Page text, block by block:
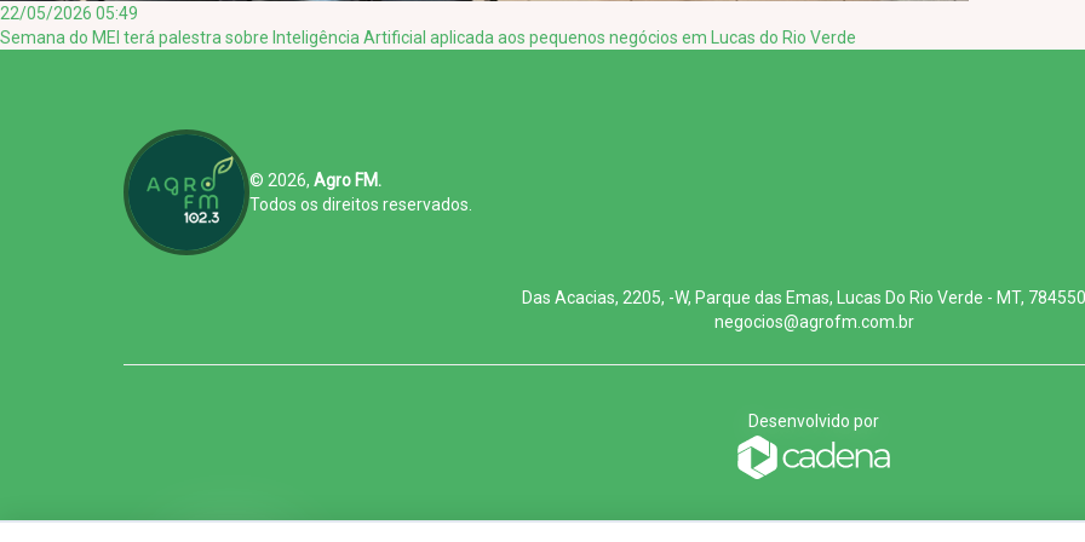
22/05/2026 05:49
Semana do MEI terá palestra sobre Inteligência Artificial aplicada aos pequenos negócios em Lucas do Rio Verde
© 2026, Agro FM.
Todos os direitos reservados.
Das Acacias, 2205, -W, Parque das Emas, Lucas Do Rio Verde - MT,
negocios@agrofm.com.br
Desenvolvido por